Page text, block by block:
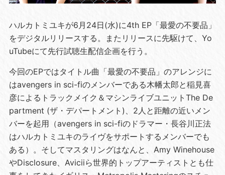
ハルカトミユキが6月24日(水)に4th EP「最愛の不要品」
をデジタルリリースする。またリリースに先駆けて、Yo
uTubeにて先行試聴生配信企画を行う。
今回のEPではタイトル曲「最愛の不要品」のアレンジに
はavengers in sci-fiのメンバーである木幡太郎と稲見喜
彦によるトラックメイク＆マシンライブユニットThe De
partment (ザ・デパートメント)、2人と距離の近いメン
バーを起用（avengers in sci-fiのドラマー・長谷川正法
はハルカトミユキのライヴをサポートするメンバーでも
ある）。そしてマスタリングはなんと、Amy Winehouse
やDisclosure、Aviciiら世界的トップアーティストとも仕